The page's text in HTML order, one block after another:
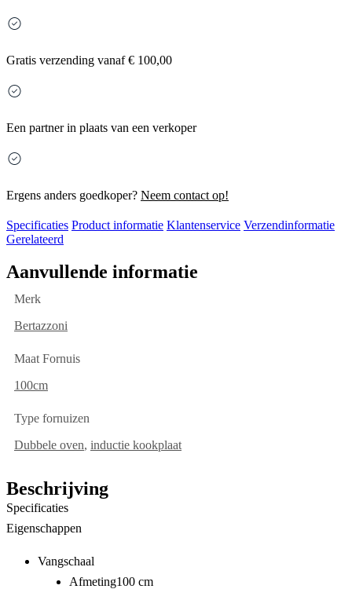
Gratis verzending vanaf € 100,00
Een partner in plaats van een verkoper
Ergens anders goedkoper? Neem contact op!
Specificaties Product informatie Klantenservice Verzendinformatie
Gerelateerd
Aanvullende informatie
Merk
Bertazzoni
Maat Fornuis
100cm
Type fornuizen
Dubbele oven, inductie kookplaat
Beschrijving
Specificaties
Eigenschappen
Vangschaal
Afmeting100 cm